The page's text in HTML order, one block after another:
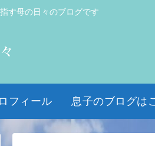
す母の日々のブログです
フィール